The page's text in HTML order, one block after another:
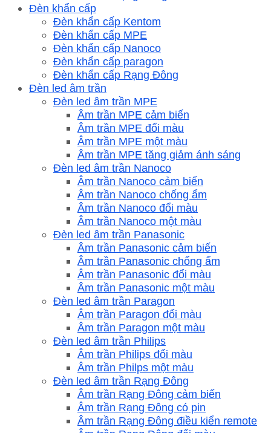
Đèn khẩn cấp
Đèn khẩn cấp Kentom
Đèn khẩn cấp MPE
Đèn khẩn cấp Nanoco
Đèn khẩn cấp paragon
Đèn khẩn cấp Rạng Đông
Đèn led âm trần
Đèn led âm trần MPE
Âm trần MPE cảm biến
Âm trần MPE đổi màu
Âm trần MPE một màu
Âm trần MPE tăng giảm ánh sáng
Đèn led âm trần Nanoco
Âm trần Nanoco cảm biến
Âm trần Nanoco chống ẩm
Âm trần Nanoco đổi màu
Âm trần Nanoco một màu
Đèn led âm trần Panasonic
Âm trần Panasonic cảm biến
Âm trần Panasonic chống ẩm
Âm trần Panasonic đổi màu
Âm trần Panasonic một màu
Đèn led âm trần Paragon
Âm trần Paragon đổi màu
Âm trần Paragon một màu
Đèn led âm trần Philips
Âm trần Philips đổi màu
Âm trần Philps một màu
Đèn led âm trần Rạng Đông
Âm trần Rạng Đông cảm biến
Âm trần Rạng Đông có pin
Âm trần Rạng Đông điều kiển remote